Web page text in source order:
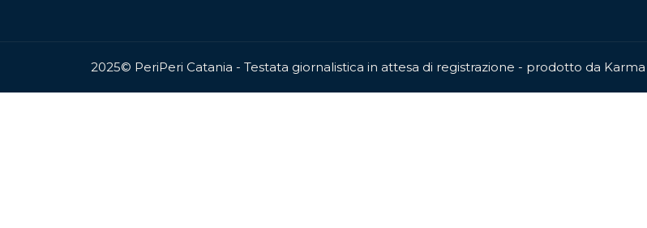
2025© PeriPeri Catania - Testata giornalistica in attesa di registrazione - prodotto da